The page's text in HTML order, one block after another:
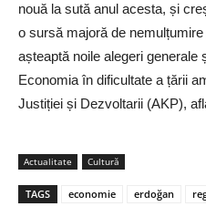
nouă la sută anul acesta, și
o sursă majoră de
așteaptă noile alegeri generale
Economia în dificultate a țării
Justiției și Dezvoltarii (AKP),
Actualitate Cultură
TAGS economie erdoğan